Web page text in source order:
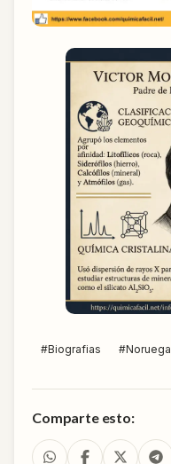
#Biografias #Noruega
Comparte esto: